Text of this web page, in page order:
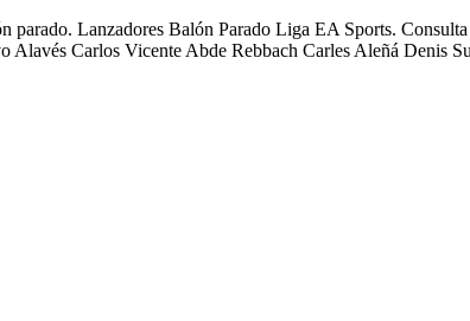
Lanzadores Balón Parado Liga EA Sports.
Alavés Carlos Vicente Abde Rebbach Carles Aleñá Denis